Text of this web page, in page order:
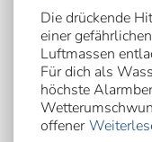
Die drückende
einer
Luftmassen
Für dich als
höchste
offener